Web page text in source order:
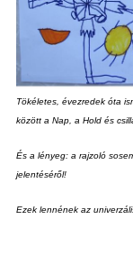
Tökéletes, évezredek óta
között a Nap, a Hold és
És a lényeg: a rajzoló
jelentéséről!
Ezek lennének az